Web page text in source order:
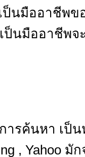
นมืออาชีพข
นมืออาชีพจ
รค้นหา เป็
, Yahoo มั